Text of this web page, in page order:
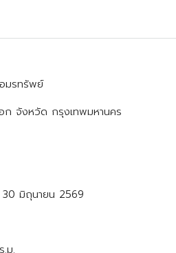
มรทรัพย์
ก จังหวัด กรุงเทพมหานคร
30 มิถุนายน 2569
ม.